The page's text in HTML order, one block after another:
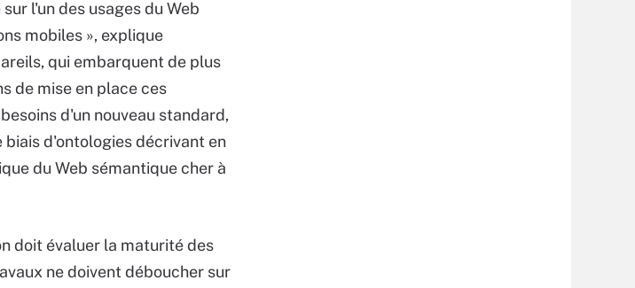
l'un des usages du Web
mobiles », explique
qui embarquent de plus
de mise en place ces
d'un nouveau standard,
d'ontologies décrivant en
du Web sémantique cher à
doit évaluer la maturité des
ne doivent déboucher sur